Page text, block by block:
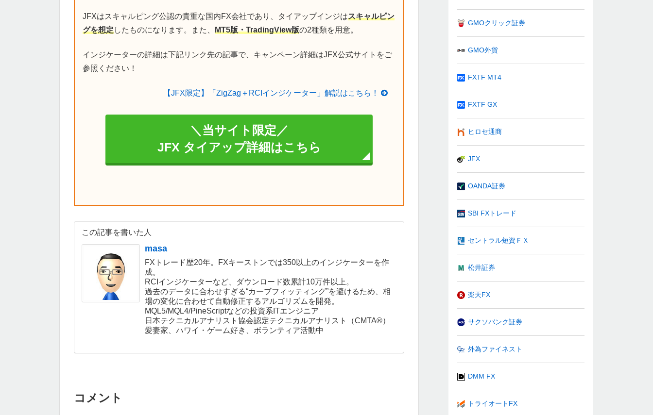
JFXはスキャルピング公認の貴重な国内FX会社であり、タイアップインジはスキャルピン
グを想定したものになります。また、 MT5版・TradingView版の2種類を用意。
インジケーターの詳細は下記リンク先の記事で、キャンペーン詳細はJFX公式サイトをご
参照ください！
【JFX限定】「ZigZag＋RCIインジケーター」解説はこちら！
＼当サイト限定／
JFX タイアップ詳細はこちら
この記事を書いた人
masa
FXトレード歴20年。FXキーストンでは350以上のインジケーターを作
成。
RCIインジケーターなど、ダウンロード数累計10万件以上。
過去のデータに合わせすぎる“カーブフィッティング”を避けるため、相
場の変化に合わせて自動修正するアルゴリズムを開発。
MQL5/MQL4/PineScriptなどの投資系ITエンジニア
日本テクニカルアナリスト協会認定テクニカルアナリスト（CMTA®）
愛妻家、ハワイ・ゲーム好き、ボランティア活動中
コメント
GMOクリック証券
GMO外貨
FXTF MT4
FXTF GX
ヒロセ通商
JFX
OANDA証券
SBI FXトレード
セントラル短資ＦＸ
松井証券
楽天FX
サクソバンク証券
外為ファイネスト
DMM FX
トライオートFX